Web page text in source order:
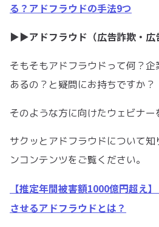
る？アドフラウドの手法9つ
▶︎▶︎アドフラウド（広告詐欺・
そもそもアドフラウドって何？
あるの？と疑問にお持ちですか？
そのような方に向けたウェビナー
サクッとアドフラウドについて
ンコンテンツをご覧ください。
【推定年間被害額1000億円超え
させるアドフラウドとは？